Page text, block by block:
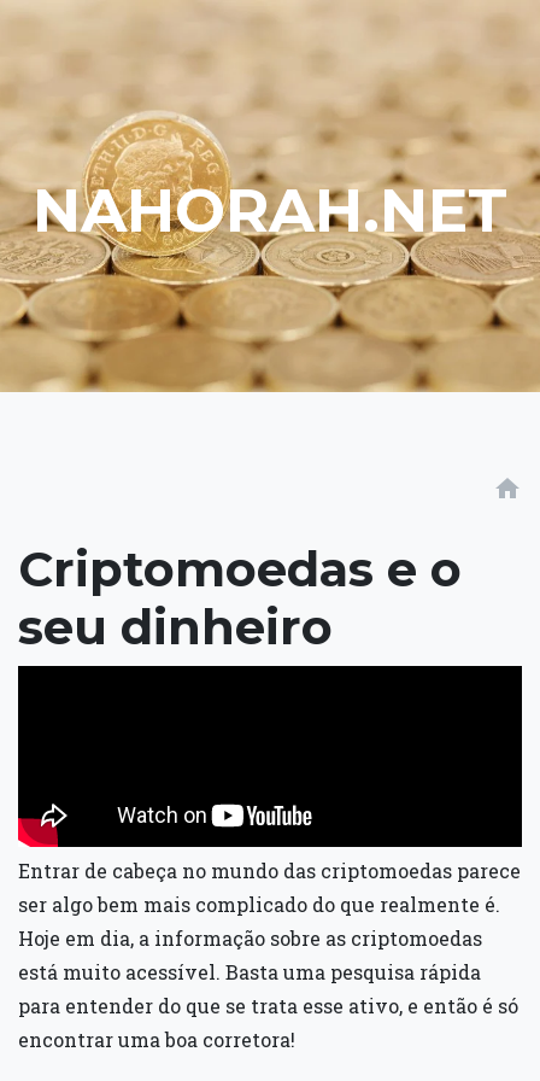
NAHORAH.NET
home
Criptomoedas e o
seu dinheiro
Entrar de cabeça no mundo das criptomoedas parece
ser algo bem mais complicado do que realmente é.
Hoje em dia, a informação sobre as criptomoedas
está muito acessível. Basta uma pesquisa rápida
para entender do que se trata esse ativo, e então é só
encontrar uma boa corretora!